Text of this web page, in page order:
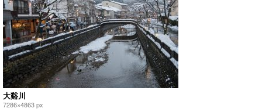
大谿川
7286×4863 px